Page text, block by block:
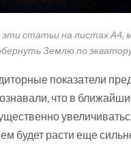
эти статьи на листах А4,
Землю по
показатели
что в
будет расти еще